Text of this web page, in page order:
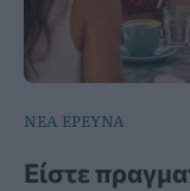
ΝΕΑ ΕΡΕΥΝΑ
Είστε